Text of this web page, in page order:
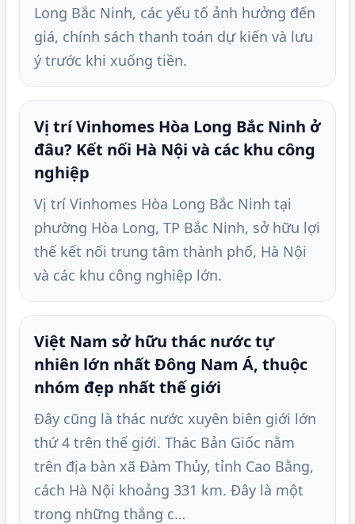
Long Bắc Ninh, các yếu tố ảnh hưởng đến
giá, chính sách thanh toán dự kiến và lưu
ý trước khi xuống tiền.
Vị trí Vinhomes Hòa Long Bắc Ninh ở
đâu? Kết nối Hà Nội và các khu công
nghiệp
Vị trí Vinhomes Hòa Long Bắc Ninh tại
phường Hòa Long, TP Bắc Ninh, sở hữu lợi
thế kết nối trung tâm thành phố, Hà Nội
và các khu công nghiệp lớn.
Việt Nam sở hữu thác nước tự
nhiên lớn nhất Đông Nam Á, thuộc
nhóm đẹp nhất thế giới
Đây cũng là thác nước xuyên biên giới lớn
thứ 4 trên thế giới. Thác Bản Giốc nằm
trên địa bàn xã Đàm Thủy, tỉnh Cao Bằng,
cách Hà Nội khoảng 331 km. Đây là một
trong những thắng c…